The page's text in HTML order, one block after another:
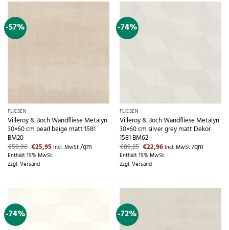
-57%
FLIESEN
Villeroy & Boch Wandfliese Metalyn
30×60 cm pearl beige matt 1581
BM20
€59,96 Ursprünglicher
Preis
war:
€59,96
€25,95Aktueller
Preis
ist:
Incl. MwSt/qm
Enthält 19% MwSt.
zzgl.Versand
-74%
FLIESEN
Villeroy & Boch Wandfliese Metalyn
30×60 cm silver grey matt Dekor
1581 BM62
€89,25 Ursprünglicher
Preis
war:
€89,25
€22,96Aktueller
Preis
ist:
Incl. MwSt/qm
Enthält 19% MwSt.
zzgl.Versand
-74% -72%